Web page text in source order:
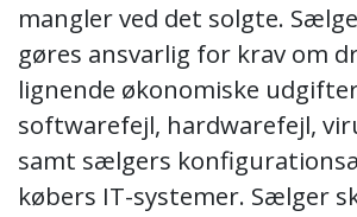
mangler ved det solgte.
gøres ansvarlig for krav om
lignende økonomiske
softwarefejl, hardwarefejl,
samt sælgers
købers IT-systemer. Sælger